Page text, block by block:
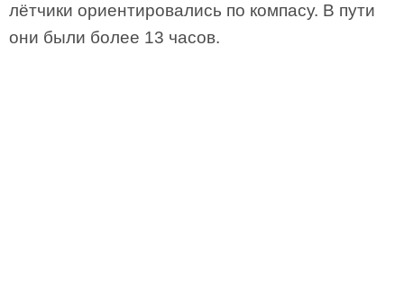
лётчики ориентировались по компасу. В пути
они были более 13 часов.